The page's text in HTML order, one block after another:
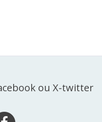
ou X-twitter